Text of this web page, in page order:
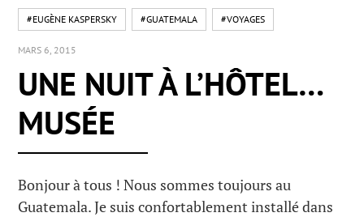
#EUGÈNE KASPERSKY #GUATEMALA #VOYAGES
MARS 6, 2015
UNE NUIT À L’HÔTEL…
MUSÉE
Bonjour à tous ! Nous sommes toujours au
Guatemala. Je suis confortablement installé dans